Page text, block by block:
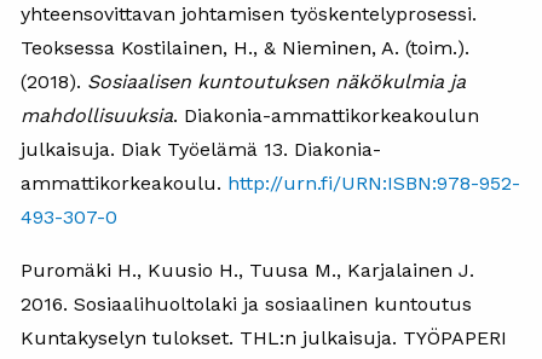
yhteensovittavan johtamisen työskentelyprosessi.
Teoksessa Kostilainen, H., & Nieminen, A. (toim.).
(2018). Sosiaalisen kuntoutuksen näkökulmia ja
mahdollisuuksia. Diakonia-ammattikorkeakoulun
julkaisuja. Diak Työelämä 13. Diakonia-
ammattikorkeakoulu. http://urn.fi/URN:ISBN:978-952-
493-307-0
Puromäki H., Kuusio H., Tuusa M., Karjalainen J.
2016. Sosiaalihuoltolaki ja sosiaalinen kuntoutus
Kuntakyselyn tulokset. THL:n julkaisuja. TYÖPAPERI